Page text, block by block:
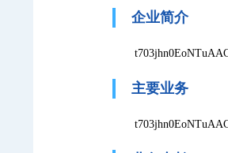
企业简介
主要业务